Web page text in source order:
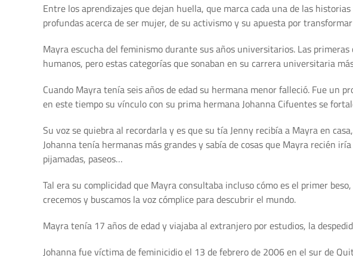
Entre los aprendizajes que dejan huella, que marca cada una de las
profundas acerca de ser mujer, de su activismo y su apuesta por
Mayra escucha del feminismo durante sus años universitarios. Las
humanos, pero estas categorías que sonaban en su carrera universitaria
Cuando Mayra tenía seis años de edad su hermana menor falleció. Fue un
en este tiempo su vínculo con su prima hermana Johanna Cifuentes se
Su voz se quiebra al recordarla y es que su tía Jenny recibía a Mayra en
Johanna tenía hermanas más grandes y sabía de cosas que Mayra recién
pijamadas, paseos…
Tal era su complicidad que Mayra consultaba incluso cómo es el primer
crecemos y buscamos la voz cómplice para descubrir el mundo.
Mayra tenía 17 años de edad y viajaba al extranjero por estudios, la
Johanna fue víctima de feminicidio el 13 de febrero de 2006 en el sur de